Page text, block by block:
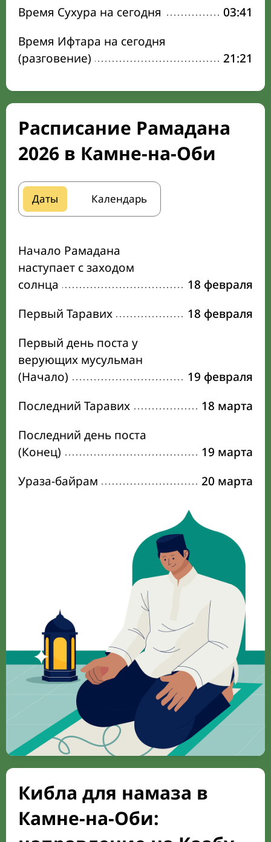
Время Сухура на сегодня
03:41
Время Ифтара на сегодня
(разговение)
21:21
Расписание Рамадана
2026 в Камне-на-Оби
Даты Календарь
Начало Рамадана
наступает с заходом
солнца
18 февраля
Первый Таравих
18 февраля
Первый день поста у
верующих мусульман
(Начало)
19 февраля
Последний Таравих
18 марта
Последний день поста
(Конец)
19 марта
Ураза-байрам
20 марта
Кибла для намаза в
Камне-на-Оби: